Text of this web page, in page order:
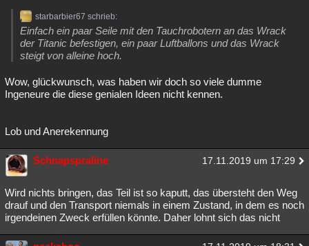
starbarbier67 schrieb:
Einfach ein paar Seile mit den Tauchrobotern an das Wrack
der Titanic befestigen, ein paar Luftballons und das Wrack
steigt von alleine hoch.
Wow, glückwunsch, was haben wir doch so viele dumme
Ingeneure die diese genialen Ideen nicht kennen.
Lob und Anerekennung
Schnapspraline 17.11.2019 um 17:29
Wird nichts bringen, das Teil ist so kaputt, das übersteht den Weg
drauf und den Transport niemals in einem Zustand, in dem es noch
irgendeinen Zweck erfüllen könnte. Daher lohnt sich das nicht